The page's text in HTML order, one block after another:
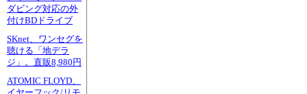
ダビング対応の外
付けBDドライブ
SKnet、ワンセグを
聴ける「地デラ
ジ」。直販8,980円
ATOMIC FLOYD、